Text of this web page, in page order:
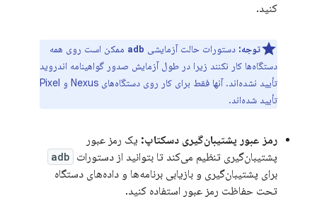
کنید.
توجه: دستورات حالت آزمایشی adb ممکن است روی همه
دستگاه‌ها کار نکنند زیرا در طول آزمایش صدور گواهینامه اندروید
تأیید نشده‌اند. آنها فقط برای کار روی دستگاه‌های Nexus و Pixel
تأیید شده‌اند.
رمز عبور پشتیبان‌گیری دسکتاپ: یک رمز عبور
پشتیبان‌گیری تنظیم می‌کند تا بتوانید از دستورات adb
برای پشتیبان‌گیری و بازیابی برنامه‌ها و داده‌های دستگاه
تحت حفاظت رمز عبور استفاده کنید.